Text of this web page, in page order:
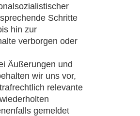
Schritte
hin zur
verborgen oder
Äußerungen und
wir uns vor,
relevante
gemeldet